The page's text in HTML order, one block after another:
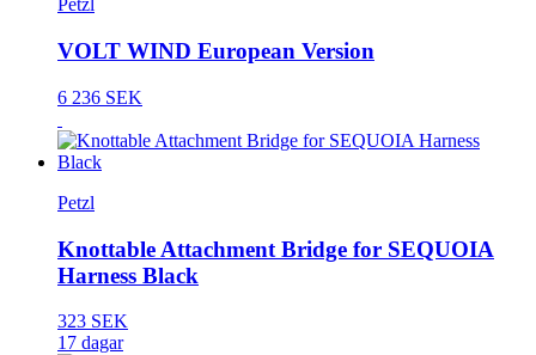
Petzl
VOLT WIND European Version
6 236 SEK
Petzl
Knottable Attachment Bridge for SEQUOIA
Harness Black
323 SEK
17 dagar